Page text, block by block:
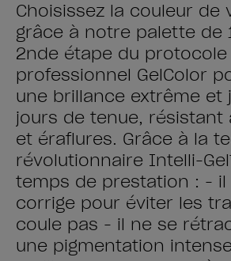
Choisissez la couleur de
grâce à notre palette de
2nde étape du protocole
professionnel GelColor
une brillance extrême et
jours de tenue, résistant
et éraflures. Grâce à la
révolutionnaire Intelli-
temps de prestation : - il
corrige pour éviter les
coule pas - il ne se
une pigmentation